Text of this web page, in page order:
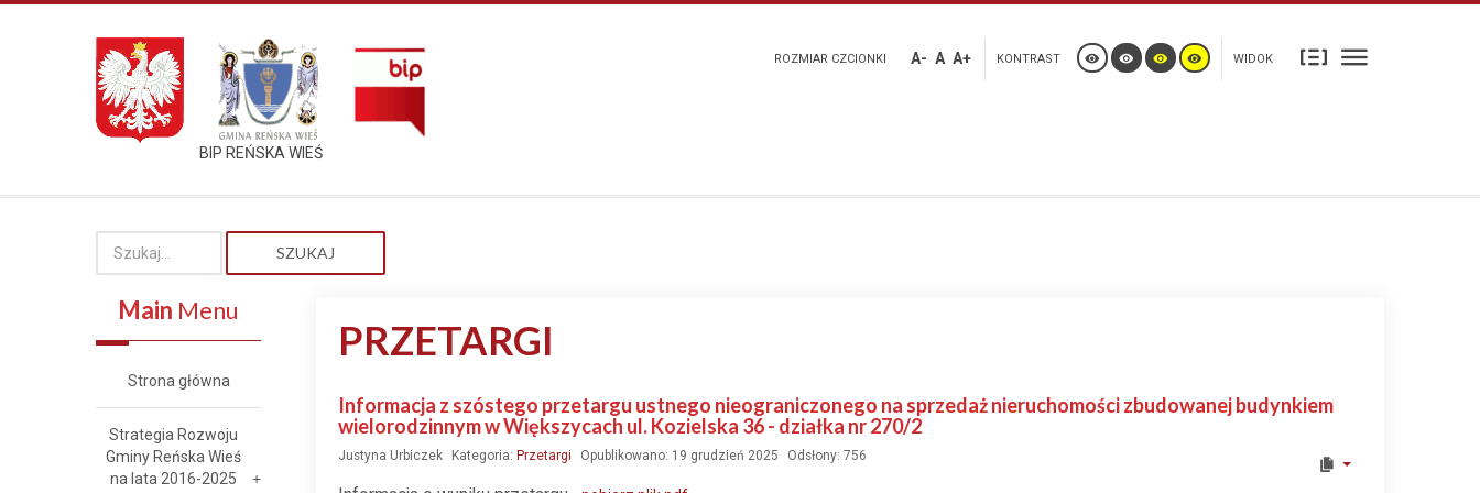
BIP REŃSKA WIEŚ
ROZMIAR CZCIONKI A- A A+ KONTRAST WIDOK
SZUKAJ
PRZETARGI
Informacja z szóstego przetargu ustnego nieograniczonego na sprzedaż nieruchomości zbudowanej budynkiem
wielorodzinnym w Większycach ul. Kozielska 36 - działka nr 270/2
Justyna Urbiczek Kategoria: Przetargi Opublikowano: 19 grudzień 2025 Odsłony: 756
Main Menu
Strona główna
Strategia Rozwoju
Gminy Reńska Wieś
na lata 2016-2025